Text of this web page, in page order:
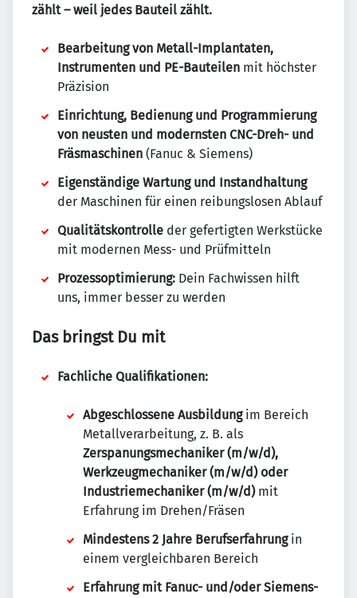
zählt – weil jedes Bauteil zählt.
Bearbeitung von Metall-Implantaten,
Instrumenten und PE-Bauteilen mit höchster
Präzision
Einrichtung, Bedienung und Programmierung
von neusten und modernsten CNC-Dreh- und
Fräsmaschinen (Fanuc & Siemens)
Eigenständige Wartung und Instandhaltung
der Maschinen für einen reibungslosen Ablauf
Qualitätskontrolle der gefertigten Werkstücke
mit modernen Mess- und Prüfmitteln
Prozessoptimierung: Dein Fachwissen hilft
uns, immer besser zu werden
Das bringst Du mit
Fachliche Qualifikationen:
Abgeschlossene Ausbildungim Bereich
Metallverarbeitung, z. B. als
Zerspanungsmechaniker (m/w/d),
Werkzeugmechaniker (m/w/d) oder
Industriemechaniker (m/w/d)mit
Erfahrung im Drehen/Fräsen
Mindestens 2 Jahre Berufserfahrungin
einem vergleichbaren Bereich
Erfahrung mit Fanuc- und/oder Siemens-